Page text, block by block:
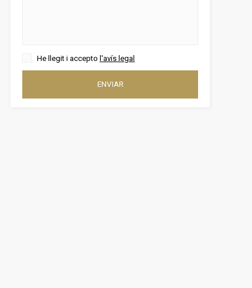
He llegit i accepto l'avís legal
ENVIAR
ho